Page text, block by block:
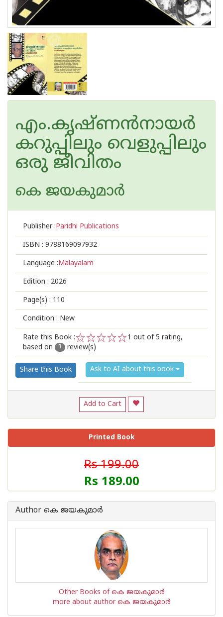
എം.കൃഷ്ണൻനായർ
കറുപ്പിലും വെളുപ്പിലും
ഒരു ജീവിതം
കെ ജയകുമാര്‍
Publisher :Paridhi Publications
ISBN : 9788169097932
Language :Malayalam
Edition : 2026
Page(s) : 110
Condition : New
Rate this Book :
2
1
1 out of 5 rating,
based on
1 review(s)
Share this Book Ask to AI about this book
Add to Cart
Printed Book
Rs 199.00
Rs 189.00
Author കെ ജയകുമാര്‍
Other Books of കെ ജയകുമാര്‍
more about author കെ ജയകുമാര്‍